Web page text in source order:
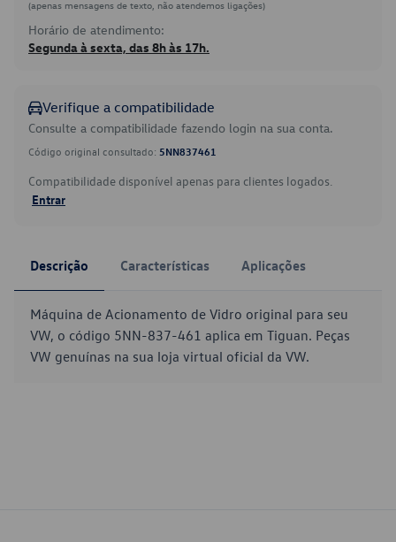
(apenas mensagens de texto, não atendemos ligações)
Horário de atendimento:
Segunda à sexta, das 8h às 17h.
Verifique a compatibilidade
Consulte a compatibilidade fazendo login na sua conta.
Código original consultado: 5NN837461
Compatibilidade disponível apenas para clientes logados.
Entrar
Descrição Características Aplicações
Máquina de Acionamento de Vidro original para seu
VW, o código 5NN-837-461 aplica em Tiguan. Peças
VW genuínas na sua loja virtual oficial da VW.